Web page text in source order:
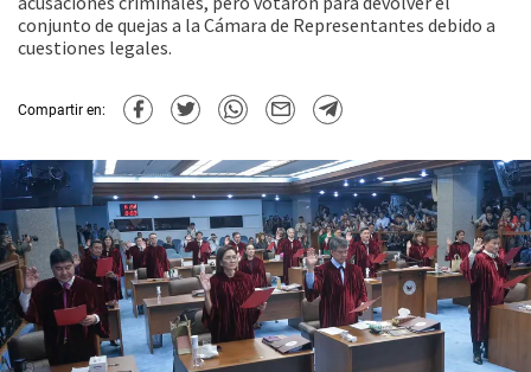
conjunto de quejas a la Cámara de Representantes debido a
cuestiones legales.
Compartir en: